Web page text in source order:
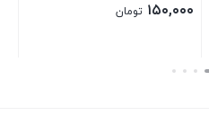
۱۵۰,۰۰۰ تومان
بستن